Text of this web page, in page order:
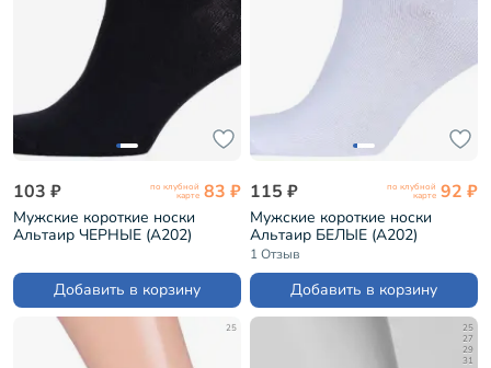
103 ₽ по клубной
карте 83 ₽
Мужские короткие носки
Альтаир ЧЕРНЫЕ (А202)
Добавить в корзину
115 ₽ по клубной
карте 92 ₽
Мужские короткие носки
Альтаир БЕЛЫЕ (А202)
1 Отзыв
Добавить в корзину
25
25
27
29
31